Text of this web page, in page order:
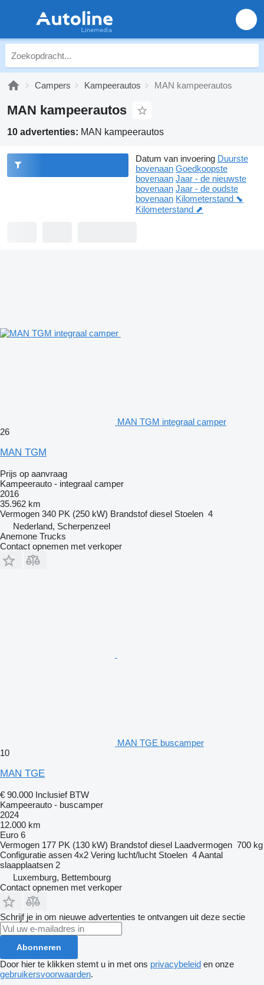
Campers Kampeerautos MAN kampeerautos
MAN kampeerautos
10 advertenties: MAN kampeerautos
Datum van invoering Duurste
bovenaan Goedkoopste
bovenaan Jaar - de nieuwste
bovenaan Jaar - de oudste
bovenaan Kilometerstand ⬊
Kilometerstand ⬈
MAN TGM integraal camper
26
MAN TGM
Prijs op aanvraag
Kampeerauto - integraal camper
2016
35.962 km
Vermogen 340 PK (250 kW) Brandstof diesel Stoelen 4
Nederland, Scherpenzeel
Anemone Trucks
Contact opnemen met verkoper
MAN TGE buscamper
10
MAN TGE
€ 90.000 Inclusief BTW
Kampeerauto - buscamper
2024
12.000 km
Euro 6
Vermogen 177 PK (130 kW) Brandstof diesel Laadvermogen 700 kg
Configuratie assen 4x2 Vering lucht/lucht Stoelen 4Aantal
slaapplaatsen 2
Luxemburg, Bettembourg
Contact opnemen met verkoper
Schrijf je in om nieuwe advertenties te ontvangen uit deze sectie
Abonneren
Door hier te klikken stemt u in met ons privacybeleid en onze
gebruikersvoorwaarden.